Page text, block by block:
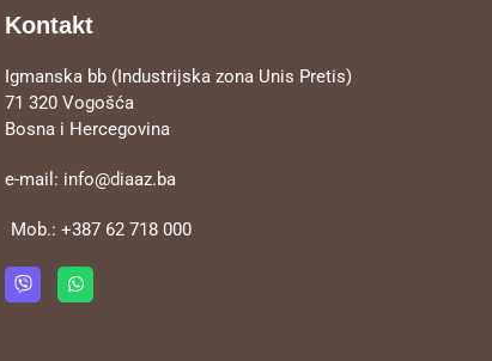
Kontakt
Igmanska bb (Industrijska zona Unis Pretis)
71 320 Vogošća
Bosna i Hercegovina
e-mail: info@diaaz.ba
Mob.:+387 62 718 000